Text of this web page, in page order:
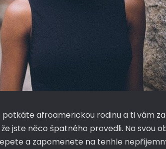
afroamerickou rodinu a ti vám
jste něco špatného provedli. Na svou
a zapomenete na tenhle